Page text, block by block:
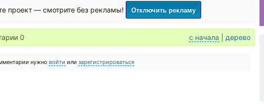
проект — смотрите без рекламы! Отключить рекламу
0 с начала дерево
нужно войти или зарегистрироваться